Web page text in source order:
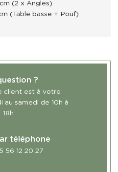
(2 x Angles)
(Table basse + Pouf)
?
client est à votre
au samedi de 10h à
18h
téléphone
56 12 20 27